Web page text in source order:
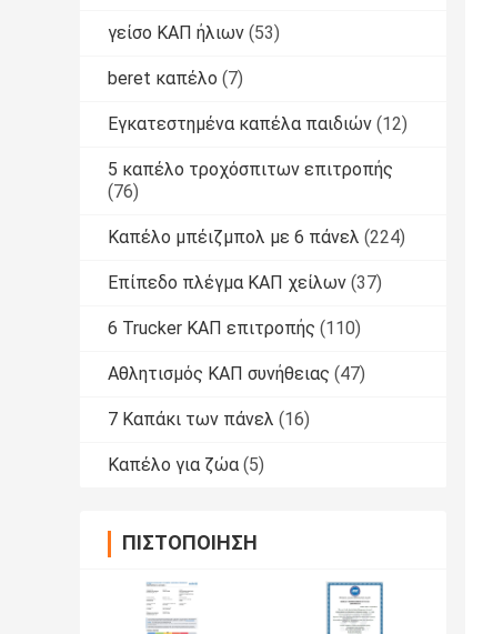
γείσο ΚΑΠ ήλιων (53)
beret καπέλο (7)
Εγκατεστημένα καπέλα παιδιών (12)
5 καπέλο τροχόσπιτων επιτροπής
(76)
Καπέλο μπέιζμπολ με 6 πάνελ (224)
Επίπεδο πλέγμα ΚΑΠ χείλων (37)
6 Trucker ΚΑΠ επιτροπής (110)
Αθλητισμός ΚΑΠ συνήθειας (47)
7 Καπάκι των πάνελ (16)
Καπέλο για ζώα (5)
ΠΙΣΤΟΠΟΊΗΣΗ